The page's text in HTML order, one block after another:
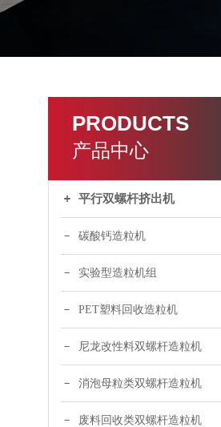
PRODUCTS
产品中心
平行双螺杆挤出机
碳酸钙造粒机
实验型造粒机组
PET塑料回收造粒机
尼龙改性料双螺杆造粒机
消泡母粒类双螺杆造粒机
废料回收类双螺杆造粒机